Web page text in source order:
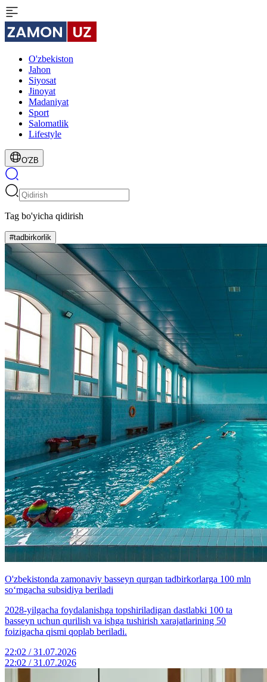
O'zbekiston
Jahon
Siyosat
Jinoyat
Madaniyat
Sport
Salomatlik
Lifestyle
O'ZB
Tag bo'yicha qidirish
#tadbirkorlik
O'zbekistonda zamonaviy basseyn qurgan tadbirkorlarga 100 mln
so‘mgacha subsidiya beriladi
2028-yilgacha foydalanishga topshiriladigan dastlabki 100 ta
basseyn uchun qurilish va ishga tushirish xarajatlarining 50
foizigacha qismi qoplab beriladi.
22:02 / 31.07.2026
22:02 / 31.07.2026